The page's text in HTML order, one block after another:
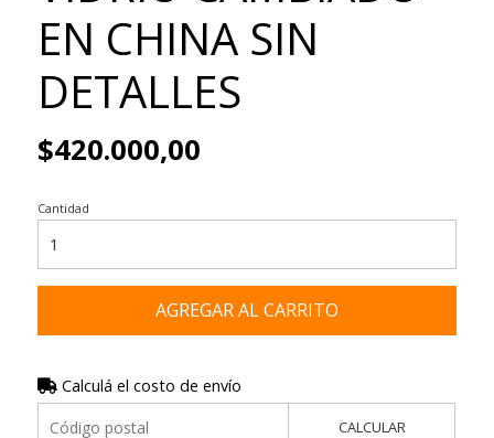
EN CHINA SIN
DETALLES
$420.000,00
Cantidad
AGREGAR AL CARRITO
Calculá el costo de envío
CALCULAR